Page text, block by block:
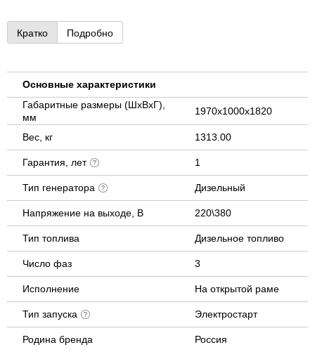
Кратко Подробно
Основные характеристики
Габаритные размеры (ШхВхГ),
мм
1970х1000х1820
Вес, кг 1313.00
Гарантия, лет 1
Тип генератора Дизельный
Напряжение на выходе, В 220\380
Тип топлива Дизельное топливо
Число фаз 3
Исполнение На открытой раме
Тип запуска Электростарт
Родина бренда Россия